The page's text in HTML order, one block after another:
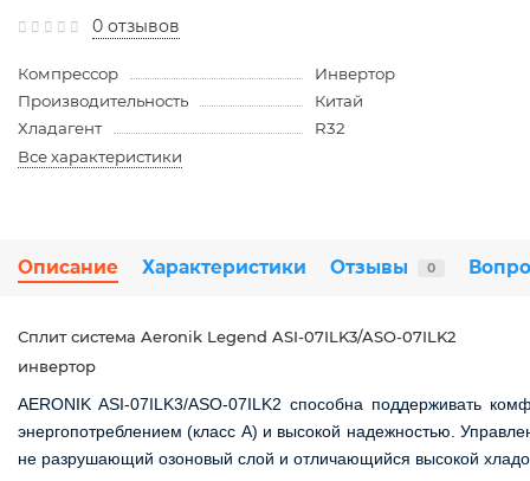
0 отзывов
Компрессор
Инвертор
Производительность
Китай
Хладагент
R32
Все характеристики
Описание Характеристики Отзывы 0
Сплит система Aeronik Legend ASI-07ILK3/ASO-07ILK2
инвертoр
AERONIK ASI-07ILK3/ASO-07ILK2 способна поддерживать
энергопотреблением (класс А) и высокой надежностью.
не разрушающий озоновый слой и отличающийся высокой